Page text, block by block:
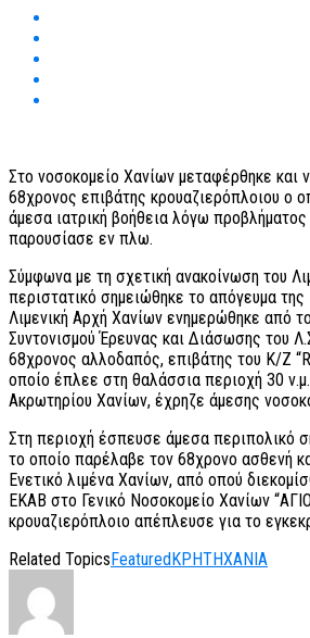
Στο νοσοκομείο Χανίων μεταφέρθηκε και
68χρονος επιβάτης κρουαζιερόπλοιου ο
άμεσα ιατρική βοήθεια λόγω προβλήματος
παρουσίασε εν πλω.
Σύμφωνα με τη σχετική ανακοίνωση του
περιστατικό σημειώθηκε το απόγευμα
Λιμενική Αρχή Χανίων ενημερώθηκε από
Συντονισμού Έρευνας και Διάσωσης του
68χρονος αλλοδαπός, επιβάτης του Κ/Ζ
οποίο έπλεε στη θαλάσσια περιοχή 30
Ακρωτηρίου Χανίων, έχρηζε άμεσης
Στη περιοχή έσπευσε άμεσα περιπολικό
το οποίο παρέλαβε τον 68χρονο ασθενή
Ενετικό λιμένα Χανίων, από οπού
ΕΚΑΒ στο Γενικό Νοσοκομείο Χανίων
κρουαζιερόπλοιο απέπλευσε για το
Related Topics Featured ΚΡΗΤΗΧΑΝΙΑ